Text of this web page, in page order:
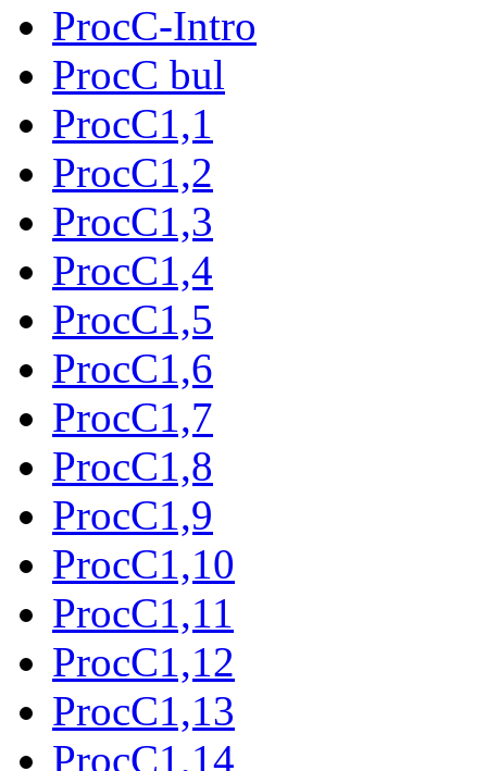
ProcC-Intro
ProcC bul
ProcC1,1
ProcC1,2
ProcC1,3
ProcC1,4
ProcC1,5
ProcC1,6
ProcC1,7
ProcC1,8
ProcC1,9
ProcC1,10
ProcC1,11
ProcC1,12
ProcC1,13
ProcC1,14